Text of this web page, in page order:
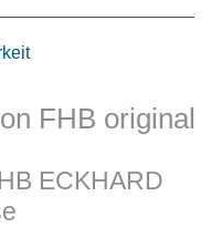
FHB original
ECKHARD